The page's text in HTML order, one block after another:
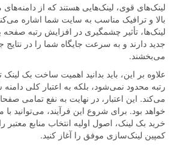
لینک‌های قوی، لینک‌هایی هستند که از دامنه‌های
بالا و ترافیک مناسب به سایت شما اشاره
لینک‌ها، تأثیر چشمگیری در افزایش رتبه صفحه
جدید دارند و به سرعت جایگاه شما را در نتایج
می‌بخشند.
علاوه بر این، باید بدانید اهمیت ساخت بک لینک
رتبه محدود نمی‌شود، بلکه به اعتبار کلی
می‌کند. این اعتبار، در نهایت به نفع تمامی
خواهد بود. برای شروع این فرآیند، می‌توانید
خرید بک لینک، اصول اولیه انتخاب منابع معتبر
کمپین لینک‌سازی موفق را آغاز کنید.